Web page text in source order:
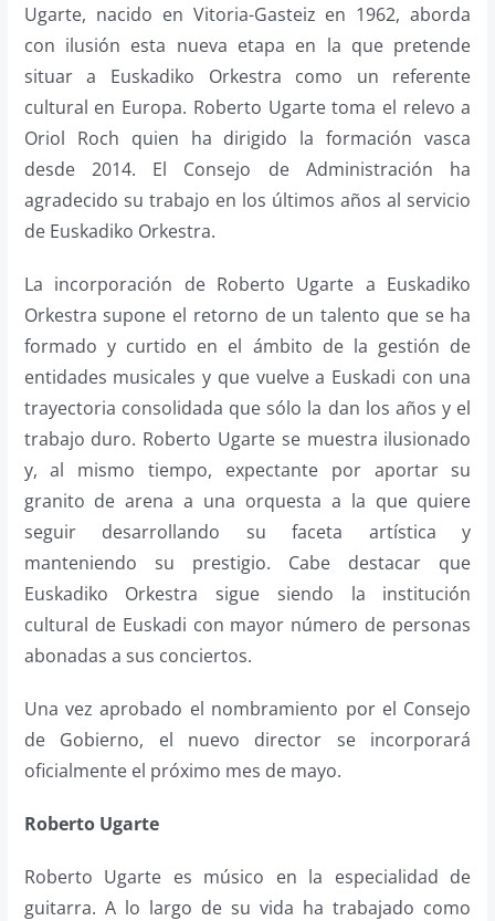
Ugarte, nacido en Vitoria-Gasteiz en 1962, aborda
con ilusión esta nueva etapa en la que pretende
situar a Euskadiko Orkestra como un referente
cultural en Europa. Roberto Ugarte toma el relevo a
Oriol Roch quien ha dirigido la formación vasca
desde 2014. El Consejo de Administración ha
agradecido su trabajo en los últimos años al servicio
de Euskadiko Orkestra.
La incorporación de Roberto Ugarte a Euskadiko
Orkestra supone el retorno de un talento que se ha
formado y curtido en el ámbito de la gestión de
entidades musicales y que vuelve a Euskadi con una
trayectoria consolidada que sólo la dan los años y el
trabajo duro. Roberto Ugarte se muestra ilusionado
y, al mismo tiempo, expectante por aportar su
granito de arena a una orquesta a la que quiere
seguir desarrollando su faceta artística y
manteniendo su prestigio. Cabe destacar que
Euskadiko Orkestra sigue siendo la institución
cultural de Euskadi con mayor número de personas
abonadas a sus conciertos.
Una vez aprobado el nombramiento por el Consejo
de Gobierno, el nuevo director se incorporará
oficialmente el próximo mes de mayo.
Roberto Ugarte
Roberto Ugarte es músico en la especialidad de
guitarra. A lo largo de su vida ha trabajado como